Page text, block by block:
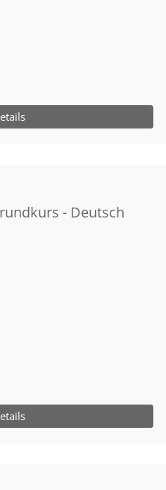
- Deutsch